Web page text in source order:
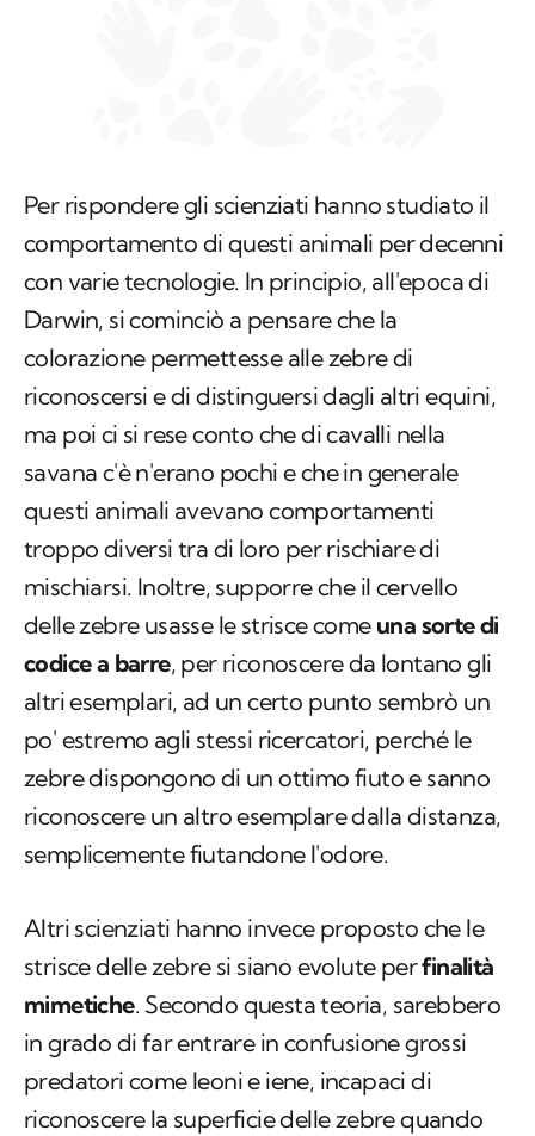
Per rispondere gli scienziati hanno studiato il
comportamento di questi animali per decenni
con varie tecnologie. In principio, all'epoca di
Darwin, si cominciò a pensare che la
colorazione permettesse alle zebre di
riconoscersi e di distinguersi dagli altri equini,
ma poi ci si rese conto che di cavalli nella
savana c'è n'erano pochi e che in generale
questi animali avevano comportamenti
troppo diversi tra di loro per rischiare di
mischiarsi. Inoltre, supporre che il cervello
delle zebre usasse le strisce come una sorte di
codice a barre, per riconoscere da lontano gli
altri esemplari, ad un certo punto sembrò un
po' estremo agli stessi ricercatori, perché le
zebre dispongono di un ottimo fiuto e sanno
riconoscere un altro esemplare dalla distanza,
semplicemente fiutandone l'odore.
Altri scienziati hanno invece proposto che le
strisce delle zebre si siano evolute perfinalità
mimetiche. Secondo questa teoria, sarebbero
in grado di far entrare in confusione grossi
predatori come leoni e iene, incapaci di
riconoscere la superficie delle zebre quando